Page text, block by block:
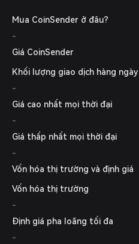
Mua CoinSender ở đâu?
-
Giá CoinSender
Khối lượng giao dịch hàng ngày
-
Giá cao nhất mọi thời đại
-
Giá thấp nhất mọi thời đại
-
Vốn hóa thị trường và định giá
Vốn hóa thị trường
-
Định giá pha loãng tối đa
-